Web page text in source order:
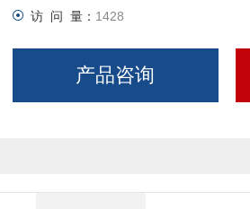
访 问 量： 1428
产品咨询